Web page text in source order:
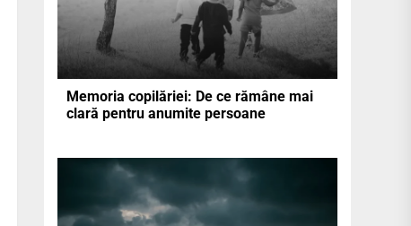
Memoria copilăriei: De ce rămâne mai
clară pentru anumite persoane